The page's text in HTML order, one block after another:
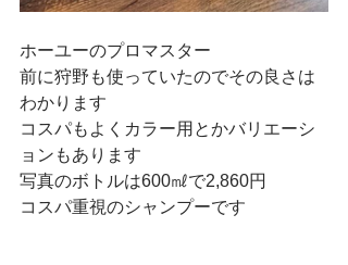
ホーユーのプロマスター
前に狩野も使っていたのでその良さは
わかります
コスパもよくカラー用とかバリエーシ
ョンもあります
写真のボトルは600㎖で2,860円
コスパ重視のシャンプーです